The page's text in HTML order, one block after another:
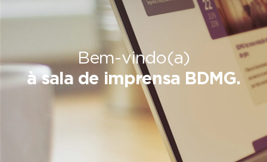
Bem-vindo(a)
à sala de imprensa BDMG.